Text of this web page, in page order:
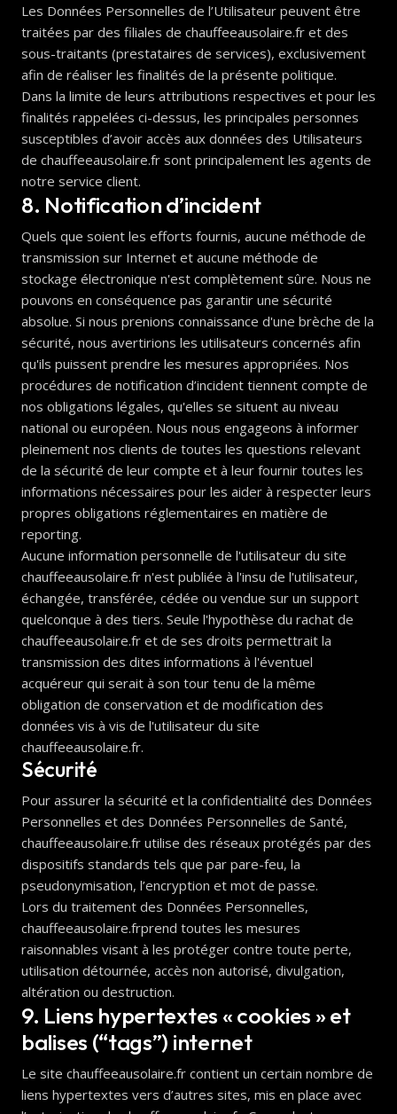
Les Données Personnelles de l’Utilisateur peuvent être
traitées par des filiales de chauffeeausolaire.fr et des
sous-traitants (prestataires de services), exclusivement
afin de réaliser les finalités de la présente politique.
Dans la limite de leurs attributions respectives et pour les
finalités rappelées ci-dessus, les principales personnes
susceptibles d’avoir accès aux données des Utilisateurs
de chauffeeausolaire.fr sont principalement les agents de
notre service client.
8. Notification d’incident
Quels que soient les efforts fournis, aucune méthode de
transmission sur Internet et aucune méthode de
stockage électronique n'est complètement sûre. Nous ne
pouvons en conséquence pas garantir une sécurité
absolue. Si nous prenions connaissance d'une brèche de la
sécurité, nous avertirions les utilisateurs concernés afin
qu'ils puissent prendre les mesures appropriées. Nos
procédures de notification d’incident tiennent compte de
nos obligations légales, qu'elles se situent au niveau
national ou européen. Nous nous engageons à informer
pleinement nos clients de toutes les questions relevant
de la sécurité de leur compte et à leur fournir toutes les
informations nécessaires pour les aider à respecter leurs
propres obligations réglementaires en matière de
reporting.
Aucune information personnelle de l'utilisateur du site
chauffeeausolaire.fr n'est publiée à l'insu de l'utilisateur,
échangée, transférée, cédée ou vendue sur un support
quelconque à des tiers. Seule l'hypothèse du rachat de
chauffeeausolaire.fr et de ses droits permettrait la
transmission des dites informations à l'éventuel
acquéreur qui serait à son tour tenu de la même
obligation de conservation et de modification des
données vis à vis de l'utilisateur du site
chauffeeausolaire.fr.
Sécurité
Pour assurer la sécurité et la confidentialité des Données
Personnelles et des Données Personnelles de Santé,
chauffeeausolaire.fr utilise des réseaux protégés par des
dispositifs standards tels que par pare-feu, la
pseudonymisation, l’encryption et mot de passe.
Lors du traitement des Données Personnelles,
chauffeeausolaire.frprend toutes les mesures
raisonnables visant à les protéger contre toute perte,
utilisation détournée, accès non autorisé, divulgation,
altération ou destruction.
9. Liens hypertextes « cookies » et
balises (“tags”) internet
Le site chauffeeausolaire.fr contient un certain nombre de
liens hypertextes vers d’autres sites, mis en place avec